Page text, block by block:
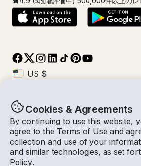
Cookies & Agreements
By continuing to use this website,
agree to the Terms of Use and
collection and use of your
and similar technologies, as set
Policy.
© Getmyboat 2026利用規約プライ
10 8月 2026